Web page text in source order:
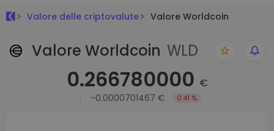
Valore delle criptovalute Valore Worldcoin
Valore Worldcoin WLD
0.266780000 €
-0.0000701467 € 0.41 %